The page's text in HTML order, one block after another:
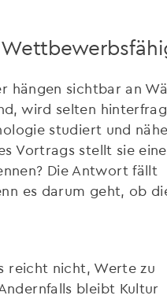
hängen sichtbar an
wird selten
studiert und
Vortrags stellt sie eine
Die Antwort fällt
es darum geht, ob
reicht nicht, Werte zu
bleibt Kultur